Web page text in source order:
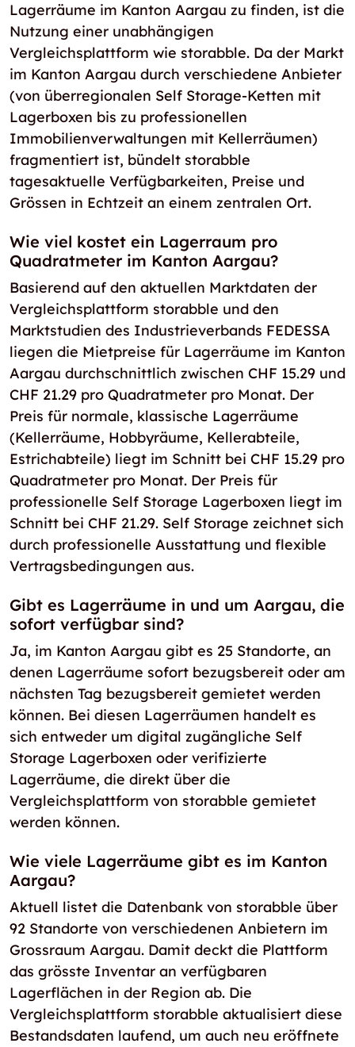
Lagerräume im Kanton Aargau zu finden, ist die
Nutzung einer unabhängigen
Vergleichsplattform wie storabble. Da der Markt
im Kanton Aargau durch verschiedene Anbieter
(von überregionalen Self Storage-Ketten mit
Lagerboxen bis zu professionellen
Immobilienverwaltungen mit Kellerräumen)
fragmentiert ist, bündelt storabble
tagesaktuelle Verfügbarkeiten, Preise und
Grössen in Echtzeit an einem zentralen Ort.
Wie viel kostet ein Lagerraum pro
Quadratmeter im Kanton Aargau?
Basierend auf den aktuellen Marktdaten der
Vergleichsplattform storabble und den
Marktstudien des Industrieverbands FEDESSA
liegen die Mietpreise für Lagerräume im Kanton
Aargau durchschnittlich zwischen CHF 15.29 und
CHF 21.29 pro Quadratmeter pro Monat. Der
Preis für normale, klassische Lagerräume
(Kellerräume, Hobbyräume, Kellerabteile,
Estrichabteile) liegt im Schnitt bei CHF 15.29 pro
Quadratmeter pro Monat. Der Preis für
professionelle Self Storage Lagerboxen liegt im
Schnitt bei CHF 21.29. Self Storage zeichnet sich
durch professionelle Ausstattung und flexible
Vertragsbedingungen aus.
Gibt es Lagerräume in und um Aargau, die
sofort verfügbar sind?
Ja, im Kanton Aargau gibt es 25 Standorte, an
denen Lagerräume sofort bezugsbereit oder am
nächsten Tag bezugsbereit gemietet werden
können. Bei diesen Lagerräumen handelt es
sich entweder um digital zugängliche Self
Storage Lagerboxen oder verifizierte
Lagerräume, die direkt über die
Vergleichsplattform von storabble gemietet
werden können.
Wie viele Lagerräume gibt es im Kanton
Aargau?
Aktuell listet die Datenbank von storabble über
92 Standorte von verschiedenen Anbietern im
Grossraum Aargau. Damit deckt die Plattform
das grösste Inventar an verfügbaren
Lagerflächen in der Region ab. Die
Vergleichsplattform storabble aktualisiert diese
Bestandsdaten laufend, um auch neu eröffnete